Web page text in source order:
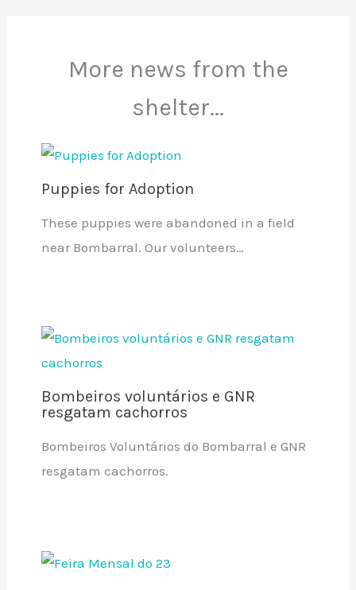
More news from the
shelter...
Puppies for Adoption
These puppies were abandoned in a field
near Bombarral. Our volunteers…
Bombeiros voluntários e GNR
resgatam cachorros​
Bombeiros Voluntários do Bombarral e GNR
resgatam cachorros.